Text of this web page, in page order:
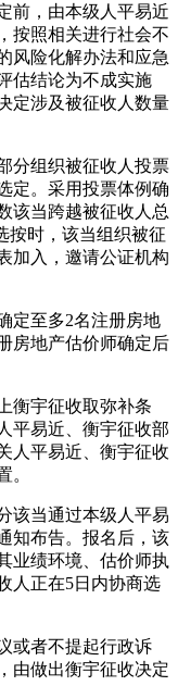
，由本级人平易近
按照相关进行社会不
风险化解办法和应急
估结论为不成实施
定涉及被征收人数量
组织被征收人投票
定。采用投票体例确
该当跨越被征收人总
按时，该当组织被征
加入，邀请公证机构
至多2名注册房地
房地产估价师确定后
宇征收取弥补条
平易近、衡宇征收部
人平易近、衡宇征收
。
当通过本级人平易
知布告。报名后，该
业绩环境、估价师执
人正在5日内协商选
者不提起行政诉
由做出衡宇征收决定